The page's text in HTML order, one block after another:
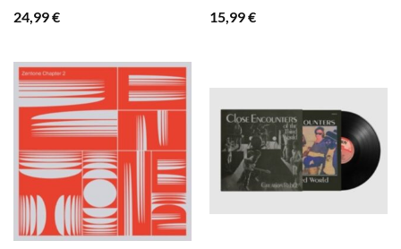
24,99€
15,99€